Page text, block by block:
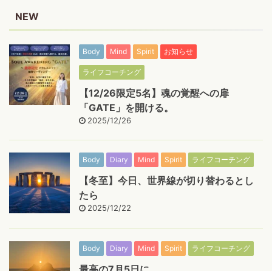
NEW
Body Mind Spirit お知らせ
ライフコーチング
【12/26限定5名】魂の覚醒への扉
「GATE」を開ける。
2025/12/26
Body Diary Mind Spirit ライフコーチング
【冬至】今日、世界線が切り替わるとし
たら
2025/12/22
Body Diary Mind Spirit ライフコーチング